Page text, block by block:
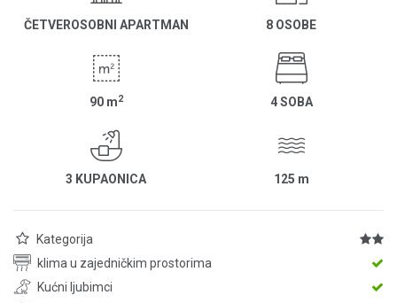
ČETVEROSOBNI APARTMAN 8 OSOBE
90 m2 4 SOBA
3 KUPAONICA 125 m
Kategorija
klima u zajedničkim prostorima
Kućni ljubimci